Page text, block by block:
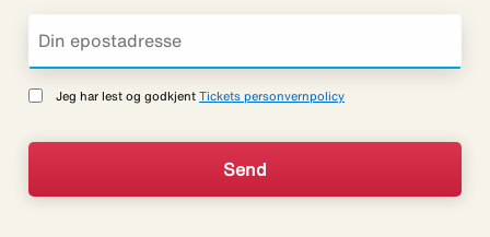
Jeg har lest og godkjent Tickets personvernpolicy